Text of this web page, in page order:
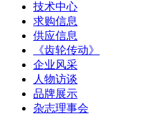
技术中心
求购信息
供应信息
《齿轮传动》
企业风采
人物访谈
品牌展示
杂志理事会